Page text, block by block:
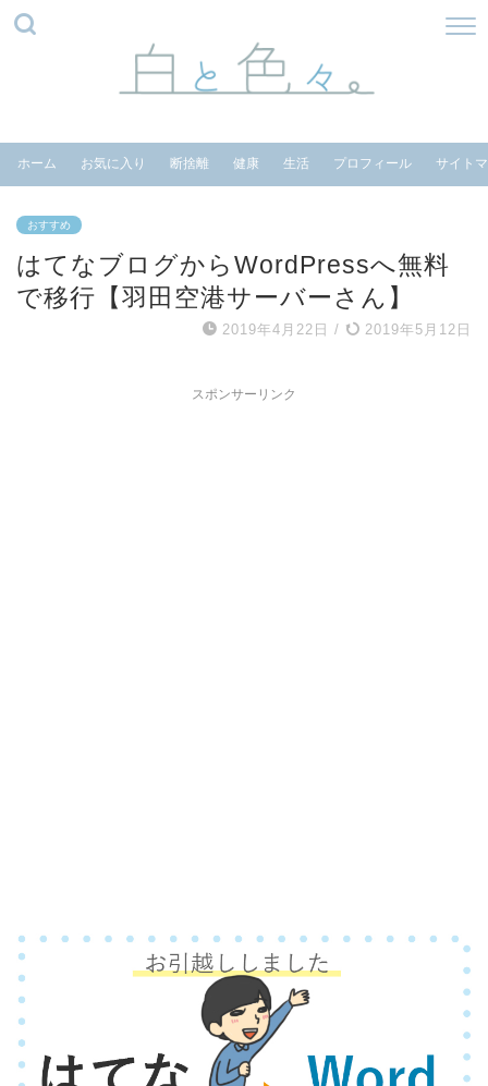
ホーム お気に入り 断捨離 健康 生活 プロフィール サイト
おすすめ
はてなブログからWordPressへ無料
で移行【羽田空港サーバーさん】
2019年4月22日 / 2019年5月12日
スポンサーリンク